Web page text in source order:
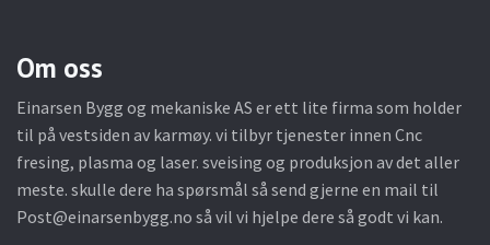
Om oss
Einarsen Bygg og mekaniske AS er ett lite firma som holder
til på vestsiden av karmøy. vi tilbyr tjenester innen Cnc
fresing, plasma og laser. sveising og produksjon av det aller
meste. skulle dere ha spørsmål så send gjerne en mail til
Post@einarsenbygg.no så vil vi hjelpe dere så godt vi kan.